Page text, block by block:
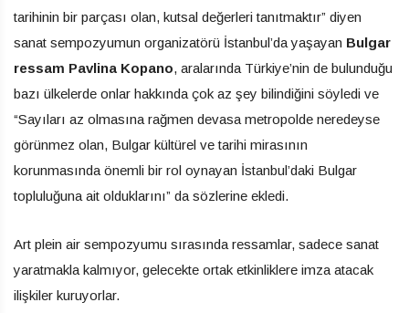
tarihinin bir parçası olan, kutsal değerleri tanıtmaktır” diyen
sanat sempozyumun organizatörü İstanbul’da yaşayan Bulgar
ressam Pavlina Kopano, aralarında Türkiye’nin de bulunduğu
bazı ülkelerde onlar hakkında çok az şey bilindiğini söyledi ve
“Sayıları az olmasına rağmen devasa metropolde neredeyse
görünmez olan, Bulgar kültürel ve tarihi mirasının
korunmasında önemli bir rol oynayan İstanbul’daki Bulgar
topluluğuna ait olduklarını” da sözlerine ekledi.
Art plein air sempozyumu sırasında ressamlar, sadece sanat
yaratmakla kalmıyor, gelecekte ortak etkinliklere imza atacak
ilişkiler kuruyorlar.